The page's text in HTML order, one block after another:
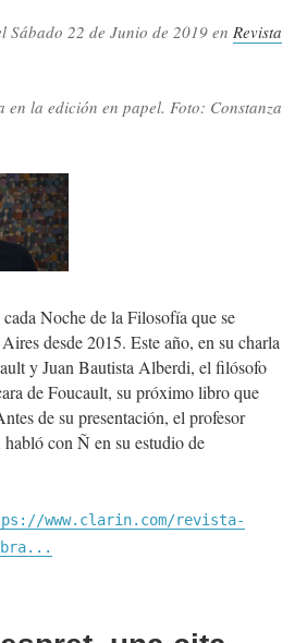
Sábado 22 de Junio de 2019 enRevista
la edición en papel. Foto: Constanza
Noche de la Filosofía que se
desde 2015. Este año, en su charla
y Juan Bautista Alberdi, el filósofo
de Foucault, su próximo libro que
de su presentación, el profesor
con Ñ en su estudio de
www.clarin.com/revista-